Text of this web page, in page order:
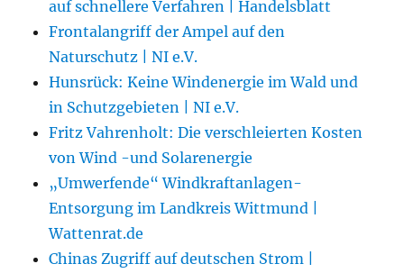
auf schnellere Verfahren | Handelsblatt
Frontalangriff der Ampel auf den
Naturschutz | NI e.V.
Hunsrück: Keine Windenergie im Wald und
in Schutzgebieten | NI e.V.
Fritz Vahrenholt: Die verschleierten Kosten
von Wind -und Solarenergie
„Umwerfende“ Windkraftanlagen-
Entsorgung im Landkreis Wittmund |
Wattenrat.de
Chinas Zugriff auf deutschen Strom |